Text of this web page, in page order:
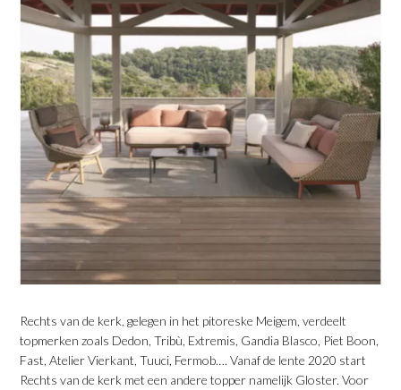
Rechts van de kerk, gelegen in het pitoreske Meigem, verdeelt
topmerken zoals Dedon, Tribù, Extremis, Gandia Blasco, Piet Boon,
Fast, Atelier Vierkant, Tuuci, Fermob…. Vanaf de lente 2020 start
Rechts van de kerk met een andere topper namelijk Gloster. Voor